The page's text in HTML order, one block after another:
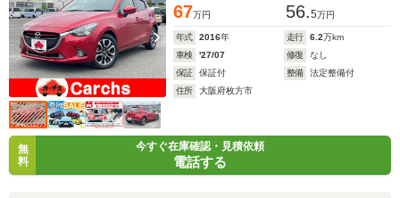
67万円 56.5万円
年式 2016年 走行 6.2万km
車検
'27/07 修復
なし
保証
保証付 整備
法定整備付
住所
大阪府枚方市
無
料
今すぐ在庫確認・見積依頼
電話する